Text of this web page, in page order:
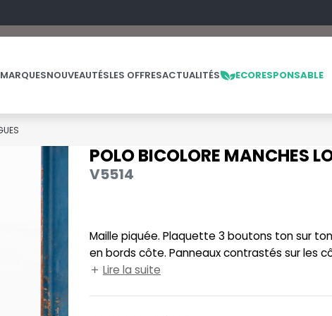
NOS PRODUITS
PANTALONS
LES MARQUES
LOOM
LOOM VINTAGE
MUMBLES
NOUVEAUTÉSLES OFFRES
LES OFFRES
ACTUALITÉS ECORESPONSABLE
POLO BICOLORE MANCHES
V5514
Maille piquée. Plaquette 3 boutons ton sur
en bords côte. Panneaux contrastés sur les
contrastée.
Lire la suite